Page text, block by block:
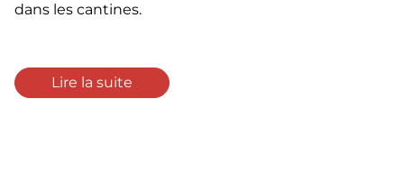
dans les cantines.
Lire la suite